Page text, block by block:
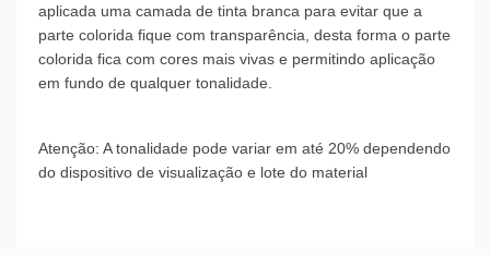
aplicada uma camada de tinta branca para evitar que a
parte colorida fique com transparência, desta forma o parte
colorida fica com cores mais vivas e permitindo aplicação
em fundo de qualquer tonalidade.
Atenção: A tonalidade pode variar em até 20% dependendo
do dispositivo de visualização e lote do material